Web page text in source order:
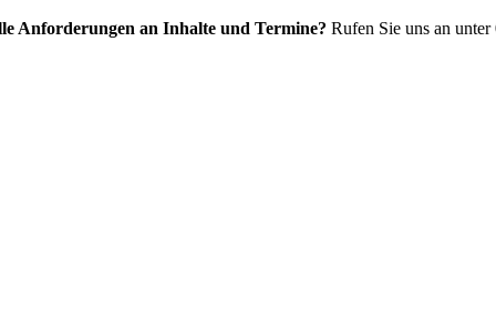
Anforderungen an Inhalte und Termine? Rufen Sie uns an